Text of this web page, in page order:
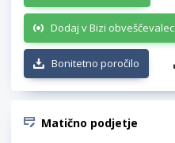
Dodaj v Bizi obveščevalec
Bonitetno poročilo
Matično podjetje